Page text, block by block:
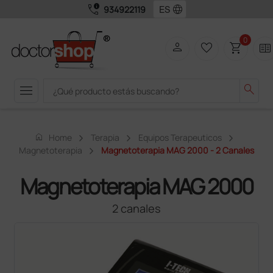
call_quality 934922119 language
menu search
person favorite_border shopping_cart0 two_pager
home Home Terapia
Equipos Terapeuticos
Magnetoterapia
Magnetoterapia MAG 2000 - 2 Canales
Magnetoterapia MAG 2000
2 canales